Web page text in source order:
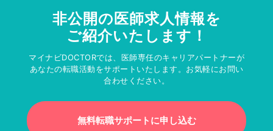
非公開の医師求人情報を
ご紹介いたします！
マイナビDOCTORでは、医師専任のキャリアパートナーが
あなたの転職活動をサポートいたします。お気軽にお問い
合わせください。
無料転職サポートに申し込む